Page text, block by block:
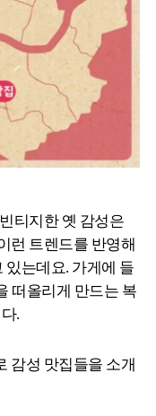
티지한 옛 감성은
런 트렌드를 반영해
있는데요. 가게에 들
떠올리게 만드는 복
.
감성 맛집들을 소개